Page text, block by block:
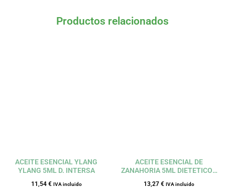
Productos relacionados
ACEITE ESENCIAL YLANG
YLANG 5ML D. INTERSA
11,54 € IVA incluido
ACEITE ESENCIAL DE
ZANAHORIA 5ML DIETETICOS
13,27 € IVA incluido